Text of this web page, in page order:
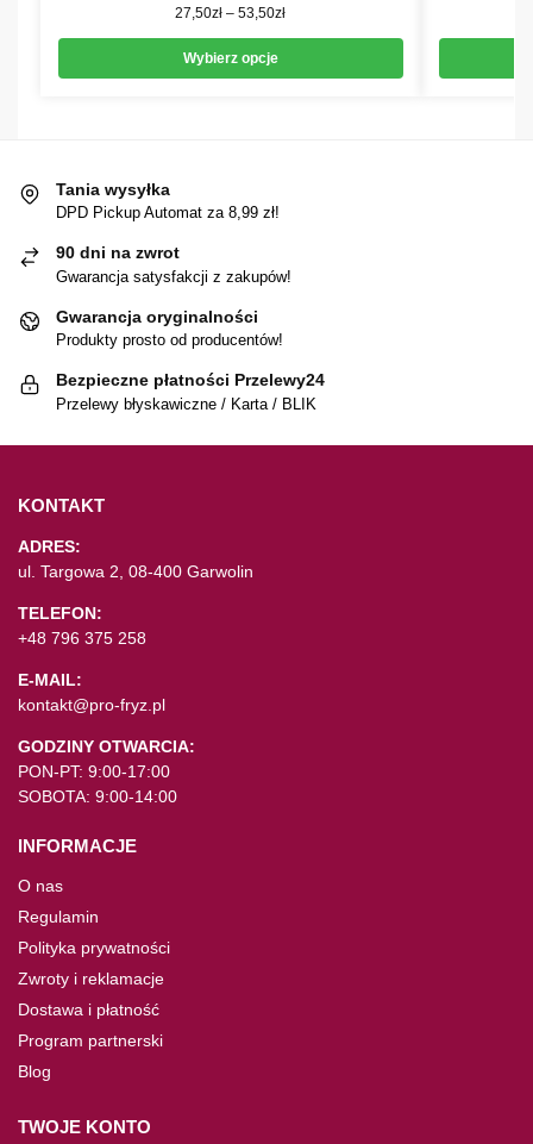
27,50zł – 53,50zł
Wybierz opcje
Tania wysyłka
DPD Pickup Automat za 8,99 zł!
90 dni na zwrot
Gwarancja satysfakcji z zakupów!
Gwarancja oryginalności
Produkty prosto od producentów!
Bezpieczne płatności Przelewy24
Przelewy błyskawiczne / Karta / BLIK
KONTAKT
ADRES:
ul. Targowa 2, 08-400 Garwolin
TELEFON:
+48 796 375 258
E-MAIL:
kontakt@pro-fryz.pl
GODZINY OTWARCIA:
PON-PT: 9:00-17:00
SOBOTA: 9:00-14:00
INFORMACJE
O nas
Regulamin
Polityka prywatności
Zwroty i reklamacje
Dostawa i płatność
Program partnerski
Blog
TWOJE KONTO